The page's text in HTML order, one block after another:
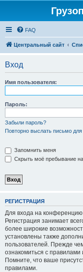
FAQ
Центральный сайт
Вход
Имя пользователя:
Пароль:
Забыли пароль?
Повторно выслать письмо для
Запомнить меня
Скрыть моё пребывание
РЕГИСТРАЦИЯ
Для входа на
Регистрация занимает
более широкие
установлены также
пользователей. Прежде
ознакомиться с
Помните, что ваше
правилами.